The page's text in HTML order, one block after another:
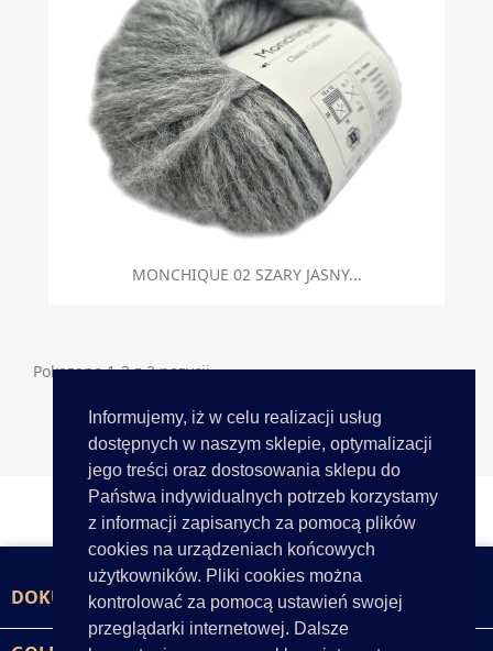
Informujemy, iż w celu realizacji usług
dostępnych w naszym sklepie, optymalizacji
jego treści oraz dostosowania sklepu do
Państwa indywidualnych potrzeb korzystamy
z informacji zapisanych za pomocą plików
cookies na urządzeniach końcowych
użytkowników. Pliki cookies można
kontrolować za pomocą ustawień swojej
przeglądarki internetowej. Dalsze
MONCHIQUE 02 SZARY JASNY...
Pokazano 1-2 z 2 pozycji
Powrót do góry 
DOKUMENTY